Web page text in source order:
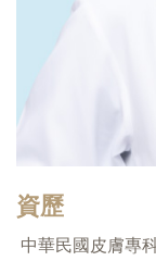
資歷
中華民國皮膚專